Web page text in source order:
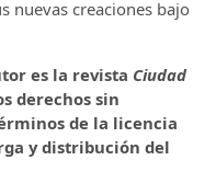
nuevas creaciones bajo
es la revista Ciudad
derechos sin
de la licencia
y distribución del